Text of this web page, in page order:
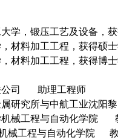
大学，锻压工艺及设备，
，材料加工工程，获得
，材料加工工程，获得
公司 助理工程师
属研究所与中航工业沈阳
机械工程与自动化学院
械工程与自动化学院